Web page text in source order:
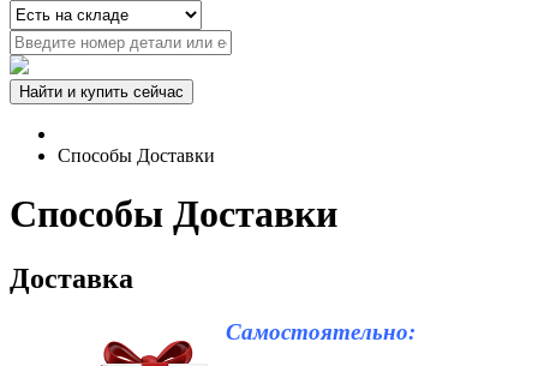
Способы Доставки
Способы Доставки
Доставка
Самостоятельно: